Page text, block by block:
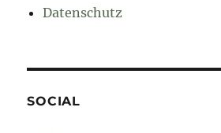
Datenschutz
SOCIAL